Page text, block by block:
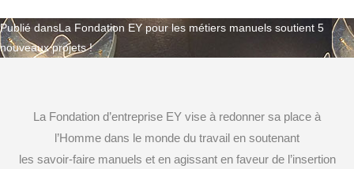
Navigation
Publié dansLa Fondation EY pour les métiers manuels soutient 5
nouveaux projets !
La Fondation d’entreprise EY vise à redonner sa place à
l’Homme dans le monde du travail en soutenant
les savoir-faire manuels et en agissant en faveur de l’insertion